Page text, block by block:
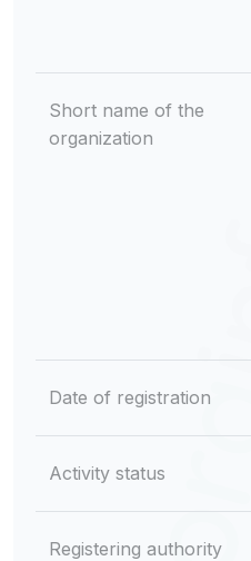
Short name of the
organization
Date of registration
Activity status
Registering authority